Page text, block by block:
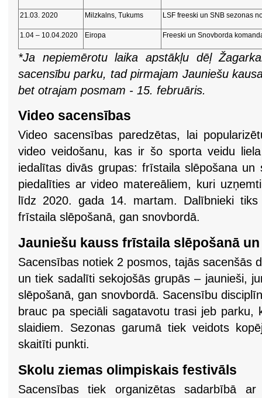
21.03. 2020 Milzkalns, Tukums LSF freeski un SNB sezonas
1.04 – 10.04.2020 Eiropa Freeski un Snovborda
*Ja nepiemērotu laika apstākļu dēļ
sacensību parku, tad pirmajam Jauniešu
bet otrajam posmam - 15. februāris.
Video sacensības
Video sacensības paredzētas, lai
video veidošanu, kas ir šo sporta veidu
iedalītas divās grupas: frīstaila slēpošana un
piedalīties ar video matereāliem, kuri
līdz 2020. gada 14. martam. Dalībnieki
frīstaila slēpošanā, gan snovbordā.
Jauniešu kauss frīstaila slēpošanā
Sacensības notiek 2 posmos, tajās sacenšās
un tiek sadalīti sekojošās grupās – jaunieši,
slēpošanā, gan snovbordā. Sacensību
brauc pa speciāli sagatavotu trasi jeb
slaidiem. Sezonas garumā tiek veidots
skaitīti punkti.
Skolu ziemas olimpiskais festivāls
Sacensības tiek organizētas sadarbībā